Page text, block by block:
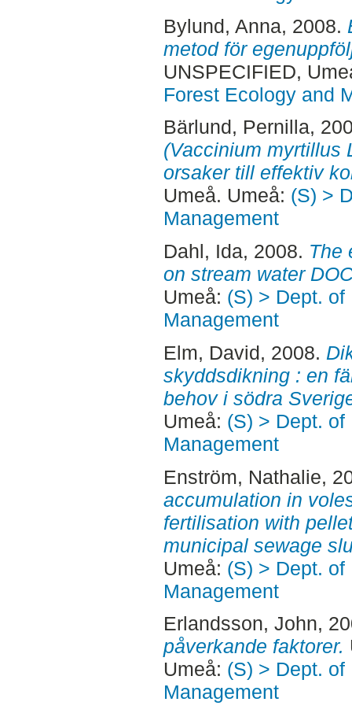
Bylund, Anna, 2008.
metod för
UNSPECIFIED,
Forest Ecology and
Bärlund, Pernilla,
(Vaccinium myrtillus
orsaker till effektiv
Umeå. Umeå: (S) >
Management
Dahl, Ida, 2008. The
on stream water
Umeå: (S) > Dept.
Management
Elm, David, 2008.
skyddsdikning : en
behov i södra
Umeå: (S) > Dept.
Management
Enström, Nathalie,
accumulation in
fertilisation with
municipal sewage
Umeå: (S) > Dept.
Management
Erlandsson, John,
påverkande faktorer.
Umeå: (S) > Dept.
Management